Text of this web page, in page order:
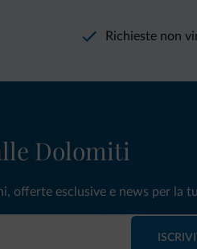
Richieste non
Dolomiti
offerte esclusive e news per la